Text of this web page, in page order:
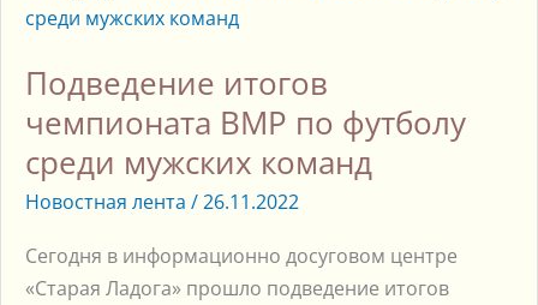
Подведение итогов
чемпионата ВМР по футболу
среди мужских команд
Новостная лента /26.11.2022
Сегодня в информационно досуговом центре
«Старая Ладога» прошло подведение итогов
итогов
ВМР
по
среди
мужских
команд